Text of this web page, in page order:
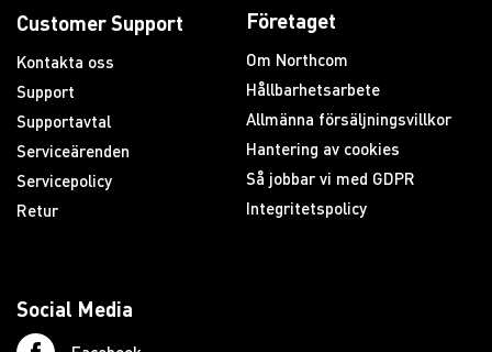
Customer Support
Kontakta oss
Support
Supportavtal
Serviceärenden
Servicepolicy
Retur
Företaget
Om Northcom
Hållbarhetsarbete
Allmänna försäljningsvillkor
Hantering av cookies
Så jobbar vi med GDPR
Integritetspolicy
Social Media